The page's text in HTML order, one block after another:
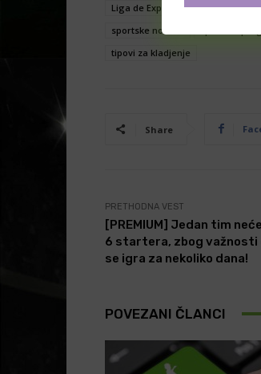
Liga de Expansion MX (Meksiko)
sportske novosti
tipovi za kladjenje
Share
PRETHODNA VEST
[PREMIUM] Jedan tim
6 startera, zbog važnosti
se igra za nekoliko dana!
POVEZANI ČLANCI